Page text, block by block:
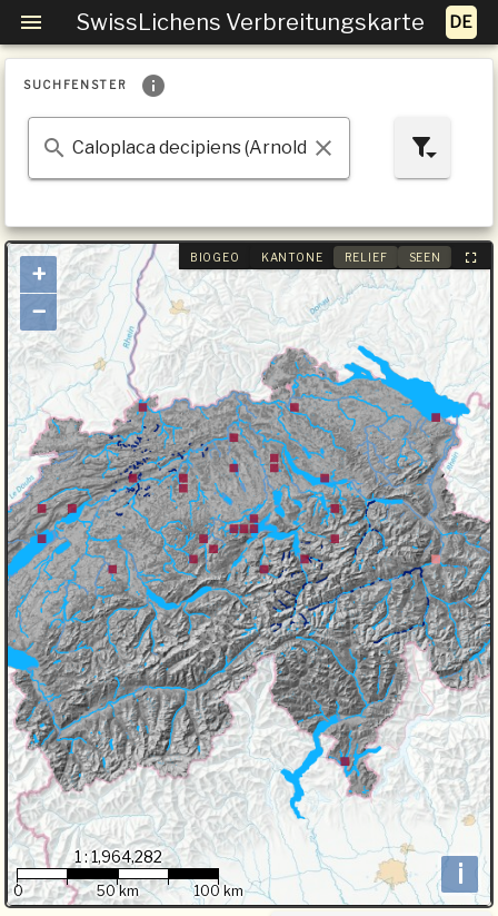
SwissLichens Verbreitungskarte
SUCHFENSTER
BIOGEO KANTONE RELIEF SEEN
+
−
i
1 : 1,964,282
0 50 km 100 km